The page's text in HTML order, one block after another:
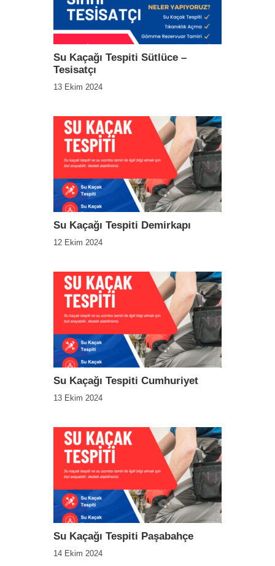
Su Kaçağı Tespiti Sütlüce –
Tesisatçı
13 Ekim 2024
Su Kaçağı Tespiti Demirkapı
12 Ekim 2024
Su Kaçağı Tespiti Cumhuriyet
13 Ekim 2024
Su Kaçağı Tespiti Paşabahçe
14 Ekim 2024